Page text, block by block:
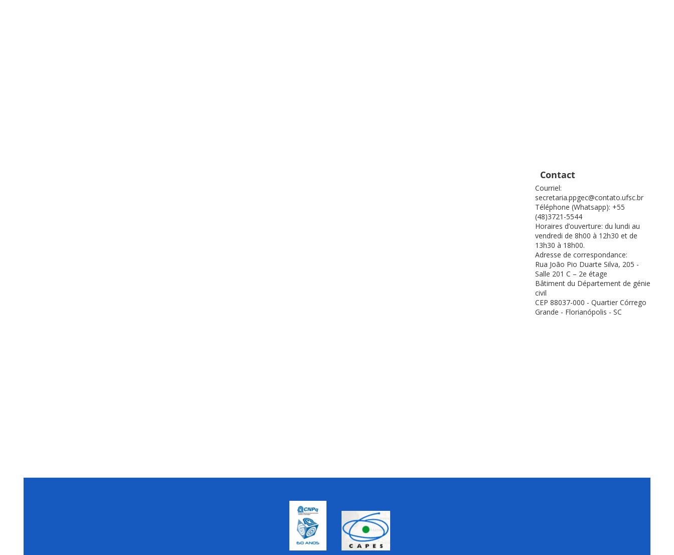
Contact
Courriel:
secretaria.ppgec@contato.ufsc.br
Téléphone (Whatsapp): +55
(48)3721-5544
Horaires d’ouverture: du lundi au
vendredi de 8h00 à 12h30 et de
13h30 à 18h00.
Adresse de correspondance:
Rua João Pio Duarte Silva, 205 -
Salle 201 C – 2e étage
Bâtiment du Département de génie
civil
CEP 88037-000 - Quartier Córrego
Grande - Florianópolis - SC